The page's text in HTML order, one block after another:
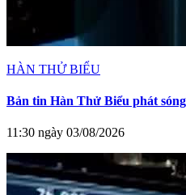
HÀN THỬ BIỂU
Bản tin Hàn Thử Biểu phát sóng
11:30 ngày 03/08/2026